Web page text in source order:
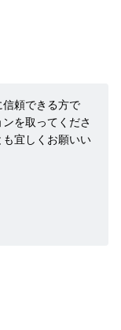
頼できる方で
を取ってくださ
宜しくお願いい